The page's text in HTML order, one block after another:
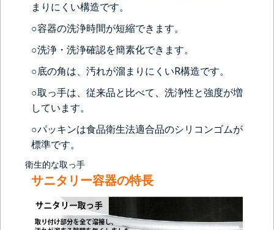
背面側に部品をつける
なし
レベル計をつけ
る(+56760円)
シール座をつけ
る(+10560円)
カードホルダー
をつける
(+13200円)
まりにくい構造です。
○容器の洗浄時間が短縮できます。
○洗浄・洗浄確認を簡素化できます。
○底の角は、汚れが溜まりにくいR構造です。
○取っ手は、従来品と比べて、洗浄性と強度が増
しています。
○パッキンは食品衛生法適合品のシリコンゴムが
標準です。
衛生的な取っ手
サニタリー容器の特長